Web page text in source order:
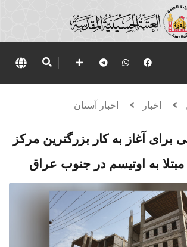
اخبار اخبار آستان
برای آغاز به کار بزرگترین مرکز
به اوتیسم در جنوب عراق